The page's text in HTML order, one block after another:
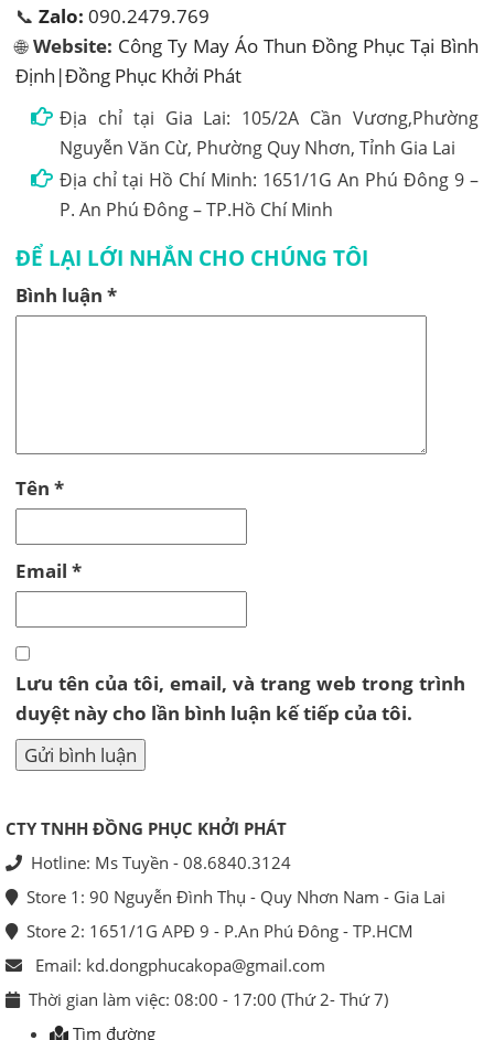
📞Zalo: 090.2479.769
🌐Website: Công Ty May Áo Thun Đồng Phục Tại Bình
Định|Đồng Phục Khởi Phát
Địa chỉ tại Gia Lai: 105/2A Cần Vương,Phường
Nguyễn Văn Cừ, Phường Quy Nhơn, Tỉnh Gia Lai
Địa chỉ tại Hồ Chí Minh: 1651/1G An Phú Đông 9 –
P. An Phú Đông – TP.Hồ Chí Minh
ĐỂ LẠI LỚI NHẮN CHO CHÚNG TÔI
Bình luận*
Tên*
Email*
Lưu tên của tôi, email, và trang web trong trình
duyệt này cho lần bình luận kế tiếp của tôi.
CTY TNHH ĐỒNG PHỤC KHỞI PHÁT
Hotline: Ms Tuyền - 08.6840.3124
Store 1: 90 Nguyễn Đình Thụ - Quy Nhơn Nam - Gia Lai
Store 2: 1651/1G APĐ 9 - P.An Phú Đông - TP.HCM
Email: kd.dongphucakopa@gmail.com
Thời gian làm việc: 08:00 - 17:00 (Thứ 2- Thứ 7)
Tìm đường